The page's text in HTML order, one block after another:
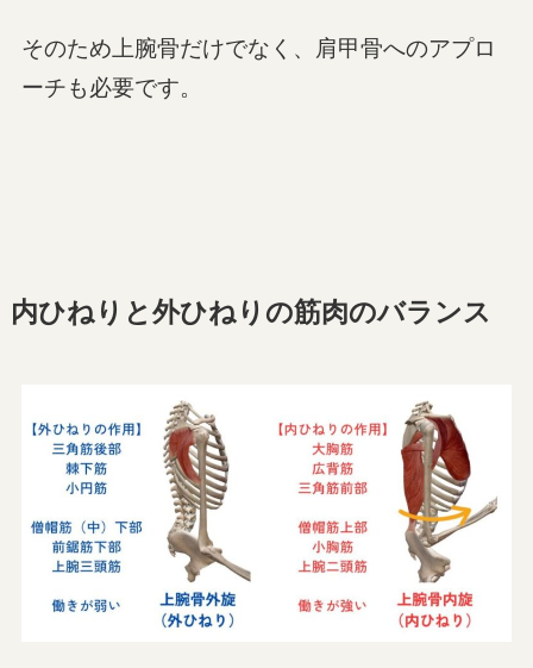
そのため上腕骨だけでなく、肩甲骨へのアプロ
ーチも必要です。
内ひねりと外ひねりの筋肉のバランス